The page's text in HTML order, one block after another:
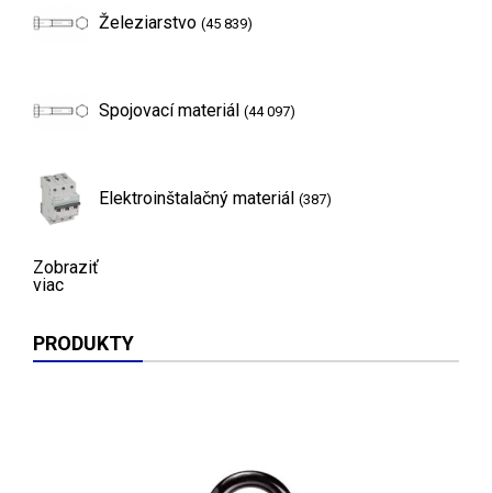
Železiarstvo (45 839)
Spojovací materiál (44 097)
Elektroinštalačný materiál (387)
Zobraziť
viac
PRODUKTY